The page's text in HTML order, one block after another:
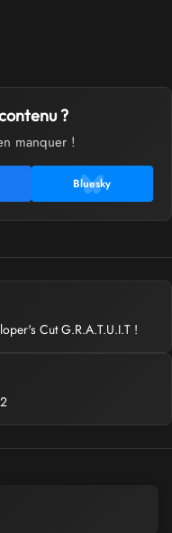
?
manquer !
Bluesky
Cut G.R.A.T.U.I.T !